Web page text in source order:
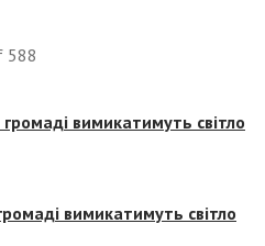
588
вимикатимуть світло
вимикатимуть світло